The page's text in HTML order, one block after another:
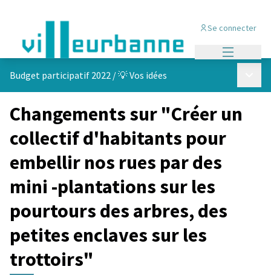
Se connecter
Budget participatif 2022 /💡 Vos idées
Changements sur "Créer un
collectif d'habitants pour
embellir nos rues par des
mini -plantations sur les
pourtours des arbres, des
petites enclaves sur les
trottoirs"